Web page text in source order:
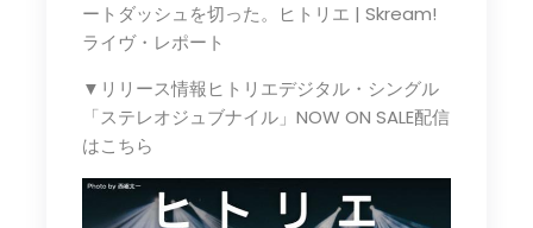
ートダッシュを切った。ヒトリエ | Skream!
ライヴ・レポート
▼リリース情報ヒトリエデジタル・シングル
「ステレオジュブナイル」NOW ON SALE配信
はこちら